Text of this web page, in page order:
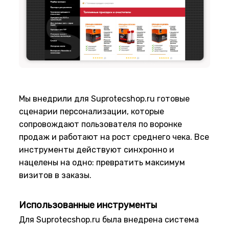
Мы внедрили для Suprotecshop.ru готовые
сценарии персонализации, которые
сопровождают пользователя по воронке
продаж и работают на рост среднего чека. Все
инструменты действуют синхронно и
нацелены на одно: превратить максимум
визитов в заказы.
Использованные инструменты
Для Suprotecshop.ru была внедрена система